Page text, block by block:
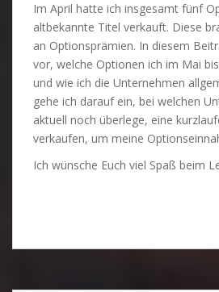
Im April hatte ich insgesamt fünf
altbekannte Titel verkauft. Diese
an Optionsprämien. In diesem
vor, welche Optionen ich im Mai
und wie ich die Unternehmen
gehe ich darauf ein, bei welchen
aktuell noch überlege, eine
verkaufen, um meine
Ich wünsche Euch viel Spaß beim